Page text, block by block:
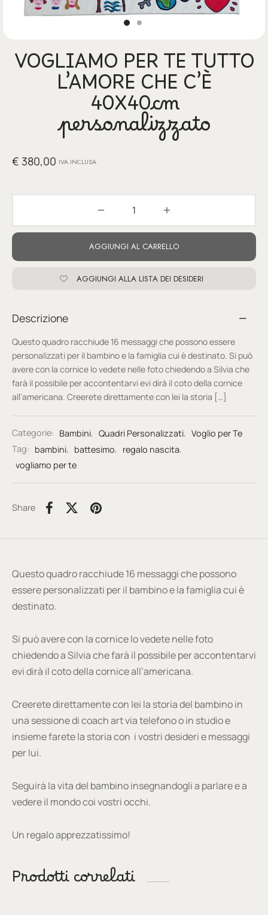
VOGLIAMO PER TE TUTTO
L’AMORE CHE C’È
40X40cm
personalizzato
€ 380,00 IVA INCLUSA
AGGIUNGI AL CARRELLO
AGGIUNGI ALLA LISTA DEI DESIDERI
Descrizione
Questo quadro racchiude 16 messaggi che possono essere
personalizzati per il bambino e la famiglia cui è destinato. Si può
avere con la cornice lo vedete nelle foto chiedendo a Silvia che
farà il possibile per accontentarvi evi dirà il coto della cornice
all’americana. Creerete direttamente con lei la storia […]
Categorie: Bambini, Quadri Personalizzati, Voglio per Te
Tag: bambini, battesimo, regalo nascita,
vogliamo per te
Share
Questo quadro racchiude 16 messaggi che possono
essere personalizzati per il bambino e la famiglia cui è
destinato.
Si può avere con la cornice lo vedete nelle foto
chiedendo a Silvia che farà il possibile per accontentarvi
evi dirà il coto della cornice all’americana.
Creerete direttamente con lei la storia del bambino in
una sessione di coach art via telefono o in studio e
insieme farete la storia con i vostri desideri e messaggi
per lui.
Seguirà la vita del bambino insegnandogli a parlare e a
vedere il mondo coi vostri occhi.
Un regalo apprezzatissimo!
Prodotti correlati